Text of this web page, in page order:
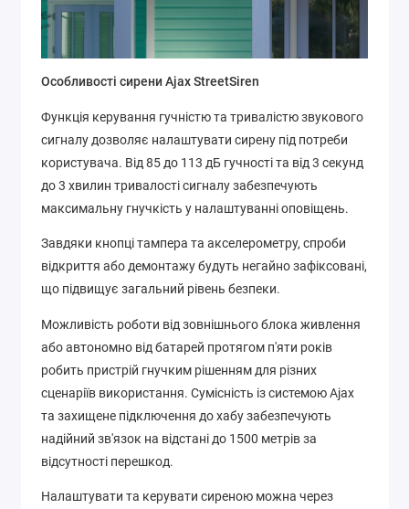
Особливості сирени Ajax StreetSiren
Функція керування гучністю та тривалістю звукового
сигналу дозволяє налаштувати сирену під потреби
користувача. Від 85 до 113 дБ гучності та від 3 секунд
до 3 хвилин тривалості сигналу забезпечують
максимальну гнучкість у налаштуванні оповіщень.
Завдяки кнопці тампера та акселерометру, спроби
відкриття або демонтажу будуть негайно зафіксовані,
що підвищує загальний рівень безпеки.
Можливість роботи від зовнішнього блока живлення
або автономно від батарей протягом п'яти років
робить пристрій гнучким рішенням для різних
сценаріїв використання. Сумісність із системою Ajax
та захищене підключення до хабу забезпечують
надійний зв'язок на відстані до 1500 метрів за
відсутності перешкод.
Налаштувати та керувати сиреною можна через